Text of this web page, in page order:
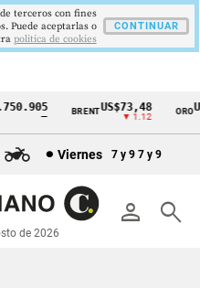
BRENTUS$73,48
▼ 1.12
ORO
Viernes 7 y 9 7 y 9
person search
de 2026
terceros con fines
Puede aceptarlas o
politica de cookies
CONTINUAR